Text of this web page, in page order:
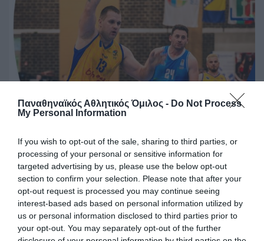
Παναθηναϊκός Αθλητικός Όμιλος - Do Not Process
My Personal Information
If you wish to opt-out of the sale, sharing to third parties, or
processing of your personal or sensitive information for
targeted advertising by us, please use the below opt-out
section to confirm your selection. Please note that after your
opt-out request is processed you may continue seeing
interest-based ads based on personal information utilized by
us or personal information disclosed to third parties prior to
your opt-out. You may separately opt-out of the further
Τρίτη ήττα για την Εθνική
Η Εθνική ομάδα μπάσκετ με αμαξίδιο ηττήθηκε από τη
Βοσνία/Ερζεγοβίνη στο πλαίσιο του Ευρωπαϊκού
πρωταθλήματος δεύτερης κατηγορίας.
01.07.2026 ΜΠΑΣΚΕΤ ΜΕ ΑΜΑΞΙΔΙΟ